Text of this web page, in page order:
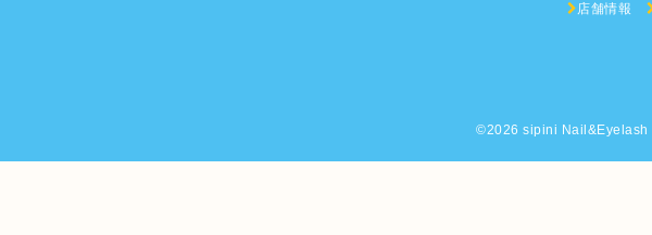
店舗情報
©2026sipini Nail&Eyelash